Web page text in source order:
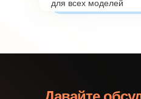
для всех моделей